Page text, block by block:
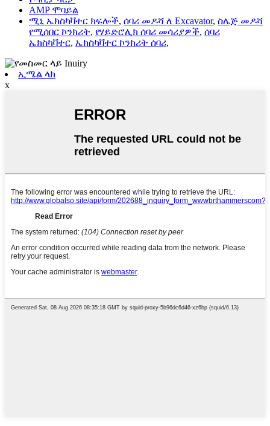
AMP ሞባይል
ሚኒ ኤክስካቫተር ክፍሎች, ሰባሪ መዶሻ ለ Excavator, ስሌጅ መዶሻ
የሚሰበር ኮንክሪት, የሃይድሮሊክ ሰባሪ መሳሪያዎች, ሰባሪ
ኤክስካቫተር, ኤክስካቫተር ኮንክሪት ሰባሪ,
ኢሜል ላክ
x